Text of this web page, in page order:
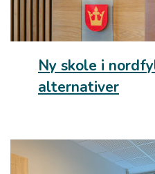
Ny skole i
alternativer